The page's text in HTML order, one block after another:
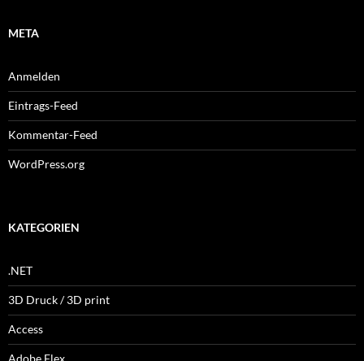
META
Anmelden
Eintrags-Feed
Kommentar-Feed
WordPress.org
KATEGORIEN
.NET
3D Druck / 3D print
Access
Adobe Flex